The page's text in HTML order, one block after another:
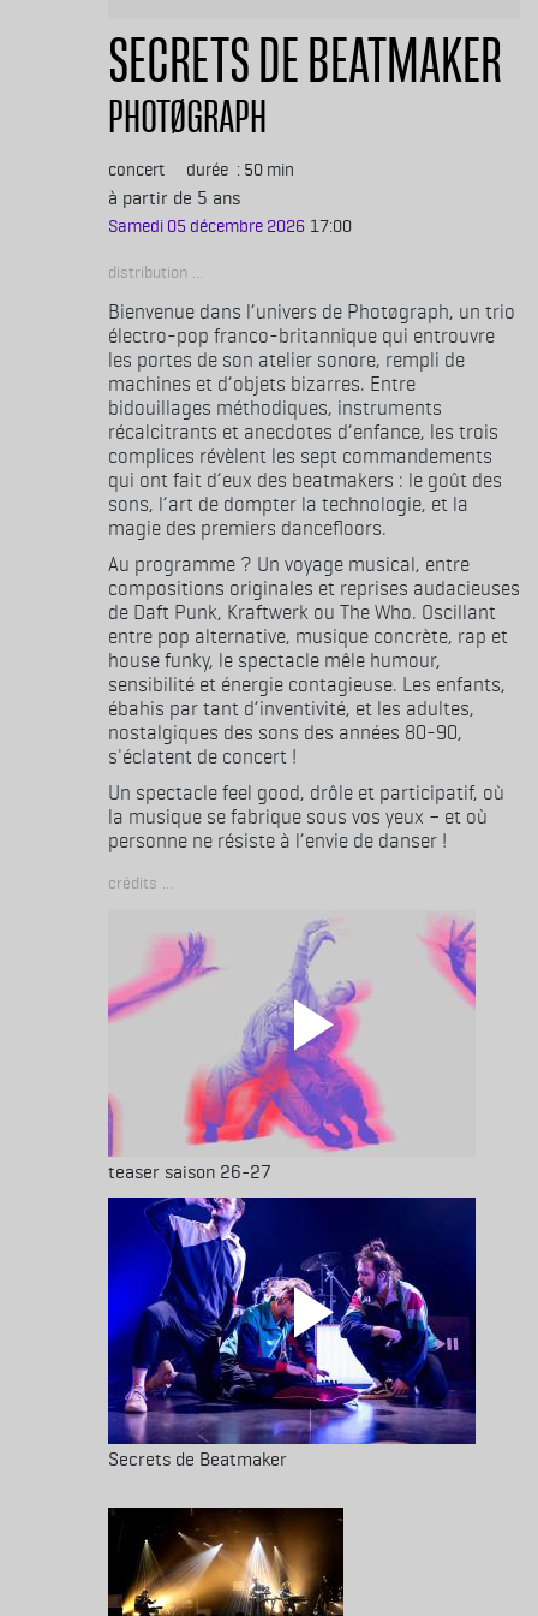
SECRETS DE BEATMAKER
PHOTØGRAPH
concert durée 50 min
à partir de 5 ans
Samedi 05 décembre 2026 17:00
Distribution
Bienvenue dans l’univers de Photøgraph, un trio
électro-pop franco-britannique qui entrouvre
les portes de son atelier sonore, rempli de
machines et d’objets bizarres. Entre
bidouillages méthodiques, instru­ments
récalcitrants et anecdotes d’enfance, les trois
complices révèlent les sept commandements
qui ont fait d’eux des beatmakers : le goût des
sons, l’art de dompter la technologie, et la
magie des premiers dancefloors.
Au programme ? Un voyage musical, entre
compositions originales et reprises audacieuses
de Daft Punk, Kraftwerk ou The Who. Oscillant
entre pop alternative, musique concrète, rap et
house funky, le spectacle mêle humour,
sensibilité et énergie contagieuse. Les enfants,
ébahis par tant d’inventivité, et les adultes,
nostalgiques des sons des années 80-90,
s'éclatent de concert !
Un spectacle feel good, drôle et participatif, où
la musique se fabrique sous vos yeux – et où
personne ne résiste à l’envie de danser !
Crédits
teaser saison 26-27
Secrets de Beatmaker